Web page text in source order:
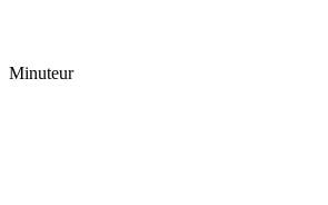
Minuteur